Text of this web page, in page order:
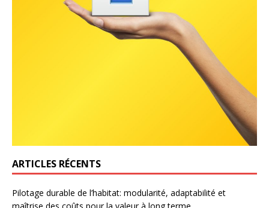
ARTICLES RÉCENTS
Pilotage durable de l’habitat: modularité, adaptabilité et